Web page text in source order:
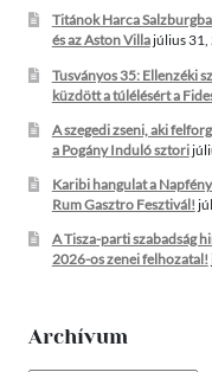
Titánok Harca
és az Aston Villajúlius 31,
Tusványos 35: Ellenzéki
küzdött a túlélésért a
A szegedi zseni, aki
a Pogány Induló sztori
Karibi hangulat a
Rum Gasztro Fesztivál!
A Tisza-parti szabadság
2026-os zenei felhozatal!
Archívum